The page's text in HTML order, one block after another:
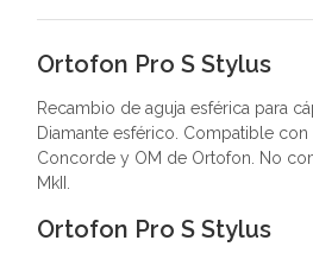
Ortofon Pro S Stylus
Recambio de aguja esférica para
Diamante esférico. Compatible
Concorde y OM de Ortofon. No
MkII.
Ortofon Pro S Stylus